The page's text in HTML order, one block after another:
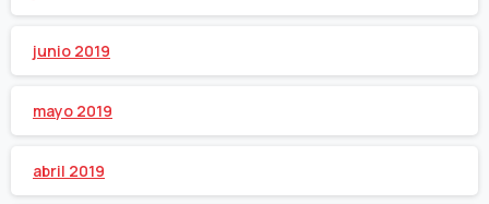
junio 2019
mayo 2019
abril 2019